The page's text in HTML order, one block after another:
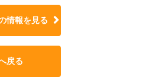
情報を見る
戻る